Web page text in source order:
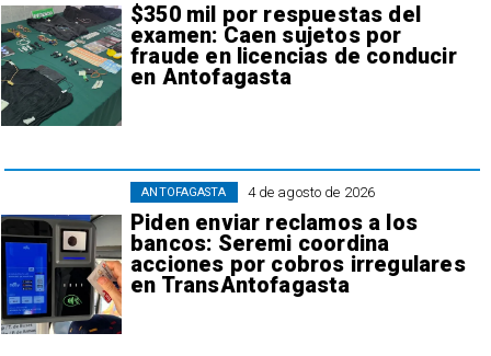
$350 mil por respuestas del
examen: Caen sujetos por
fraude en licencias de conducir
en Antofagasta
4 de agosto de 2026
Piden enviar reclamos a los
bancos: Seremi coordina
acciones por cobros irregulares
en TransAntofagasta
ANTOFAGASTA